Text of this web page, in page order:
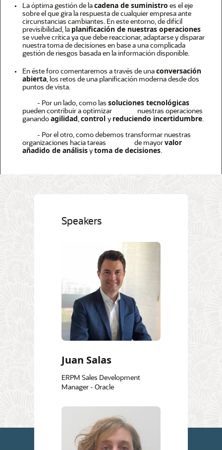
La óptima gestión de lacadena de suministro es el eje
sobre el que gira la respuesta de cualquier empresa ante
circunstancias cambiantes. En este entorno, de difícil
previsibilidad, la planificación de nuestras operaciones
se vuelve crítica ya que debe reaccionar, adaptarse y disparar
nuestra toma de decisiones en base a una complicada
gestión de riesgos basada en la información disponible.
En éste foro comentaremos a través de unaconversación
abierta, los retos de una planificación moderna desde dos
puntos de vista.
- Por un lado, como las soluciones tecnológicas
pueden contribuir a optimizar nuestras operaciones
ganandoagilidad,control y reduciendo incertidumbre.
- Por el otro, como debemos transformar nuestras
organizaciones hacia tareas de mayorvalor
añadido de análisisytoma de decisiones.
Speakers
Juan Salas
ERPM Sales Development
Manager - Oracle